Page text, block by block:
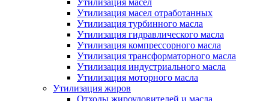
Утилизация масел
Утилизация масел отработанных
Утилизация турбинного масла
Утилизация гидравлического масла
Утилизация компрессорного масла
Утилизация трансформаторного масла
Утилизация индустриального масла
Утилизация моторного масла
Утилизация жиров
Отходы жироуловителей и масла